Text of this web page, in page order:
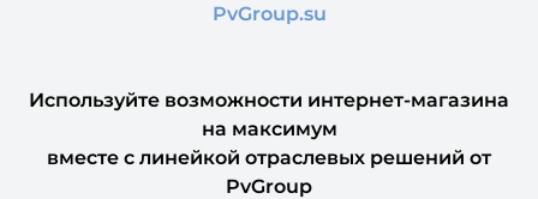
PvGroup.su
Используйте возможности интернет-магазина
на максимум
вместе с линейкой отраслевых решений от
PvGroup